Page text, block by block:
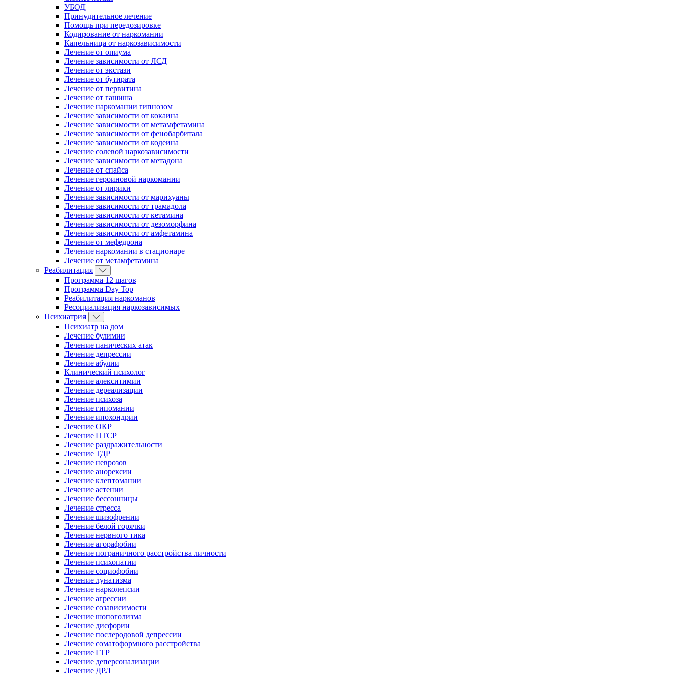
УБОД
Принудительное лечение
Помощь при передозировке
Кодирование от наркомании
Капельница от наркозависимости
Лечение от опиума
Лечение зависимости от ЛСД
Лечение от экстази
Лечение от бутирата
Лечение от первитина
Лечение от гашиша
Лечение наркомании гипнозом
Лечение зависимости от кокаина
Лечение зависимости от метамфетамина
Лечение зависимости от фенобарбитала
Лечение зависимости от кодеина
Лечение солевой наркозависимости
Лечение зависимости от метадона
Лечение от спайса
Лечение героиновой наркомании
Лечение от лирики
Лечение зависимости от марихуаны
Лечение зависимости от трамадола
Лечение зависимости от кетамина
Лечение зависимости от дезоморфина
Лечение зависимости от амфетамина
Лечение от мефедрона
Лечение наркомании в стационаре
Лечение от метамфетамина
Реабилитация
Программа 12 шагов
Программа Day Top
Реабилитация наркоманов
Ресоциализация наркозависимых
Психиатрия
Психиатр на дом
Лечение булимии
Лечение панических атак
Лечение депрессии
Лечение абулии
Клинический психолог
Лечение алекситимии
Лечение дереализации
Лечение психоза
Лечение гипомании
Лечение ипохондрии
Лечение ОКР
Лечение ПТСР
Лечение раздражительности
Лечение ТДР
Лечение неврозов
Лечение анорексии
Лечение клептомании
Лечение астении
Лечение бессонницы
Лечение стресса
Лечение шизофрении
Лечение белой горячки
Лечение нервного тика
Лечение агорафобии
Лечение пограничного расстройства личности
Лечение психопатии
Лечение социофобии
Лечение лунатизма
Лечение нарколепсии
Лечение агрессии
Лечение созависимости
Лечение шопоголизма
Лечение дисфории
Лечение послеродовой депрессии
Лечение соматоформного расстройства
Лечение ГТР
Лечение деперсонализации
Лечение ДРЛ